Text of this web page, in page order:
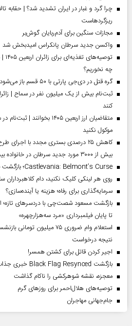
چرا گرد و غبار در ایران تشدید شد؟ | حقابه
ریزگردهاست
مجازات سنگین برای آدم‌ربایان گوش‌بر
واکسن جدید سرطان پانکراس امیدبخش شد
چه نخوریم؟
گره قتل در دی‌جی پارتی با ۵۰ قسم باز می‌شود
ثبت‌نام بیش از یک میلیون نفر در سماح |
کنند
متقاضیان ارز اربعین ۱۴۰۵
موکول نکنید
کاهش ۲۵ درصدی بستری مجدد با اجرای
بیش از ۳۰۰۰ مورد جدید سرطان در خانواده بیماران
Castlevania: Belmont’s Curse؛ بازگشت باشکوه شکارچیان خون‌آشام
روی هر لینکی کلیک نکنید، دام
سرمایه‌گذاری برای رفاه؛ هزینه یا آینده‌سازی؟
بازگشت مسعود شصت‌چی با دردسر‌های تازه؛
تا پایان فیلمبرداری «مرد سه‌هزارچهره»
استعلام وام ضروری ۷۵
نتیجه درخواست
اجیر کردن قاتل برای کشتن همسر!
بازگشت Black Flag Resynced خبری جذاب برای دوستداران بازی
معجزه، نقشه شوهرکشی را ناکام گذاشت
توصیه‌های هلال‌احمر برای روز‌های گرم
جام‌جهانی مهاجران